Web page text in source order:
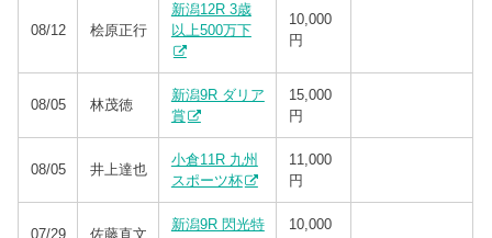
08/12 桧原正行
新潟12R 3歳
以上500万下
10,000
円
08/05 林茂徳
新潟9R ダリア
賞
15,000
円
08/05 井上達也
小倉11R 九州
スポーツ杯
11,000
円
07/29 佐藤直文
新潟9R 閃光特
10,000